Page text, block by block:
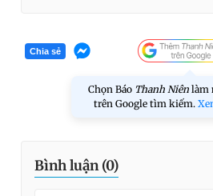
Chia sẻ
Chọn Báo Thanh Niên làm
trên Google tìm kiếm.
Bình luận (0)